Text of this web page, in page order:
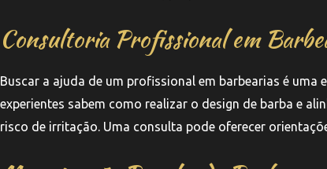
Consultoria Profissional em
Buscar a ajuda de um profissional em barbearias é uma
experientes sabem como realizar o design de barba e
risco de irritação. Uma consulta pode oferecer